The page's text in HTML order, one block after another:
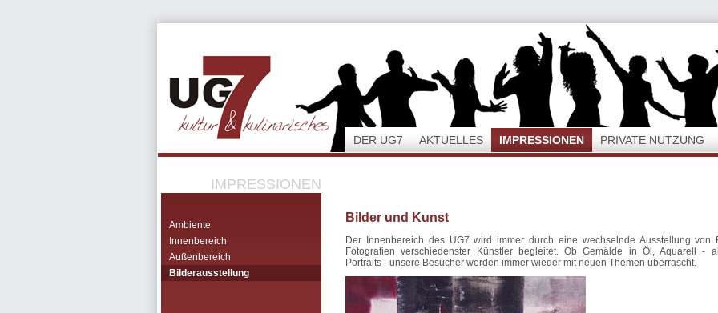
DER UG7 AKTUELLES IMPRESSIONEN PRIVATE NUTZUNG
IMPRESSIONEN
Ambiente
Innenbereich
Außenbereich
Bilderausstellung
Bilder und Kunst
Der Innenbereich des UG7 wird immer durch eine wechselnde Ausstellung von
Fotografien verschiedenster Künstler begleitet. Ob Gemälde in Öl, Aquarell -
Portraits - unsere Besucher werden immer wieder mit neuen Themen überrascht.